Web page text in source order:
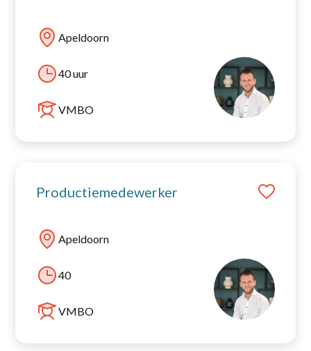
Apeldoorn
40 uur
VMBO
Productiemedewerker
Apeldoorn
40
VMBO